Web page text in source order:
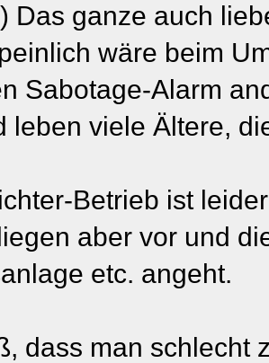
Das ganze auch
wäre beim
Sabotage-Alarm
leben viele Ältere,
Betrieb ist
aber vor und
etc. angeht.
dass man schlecht